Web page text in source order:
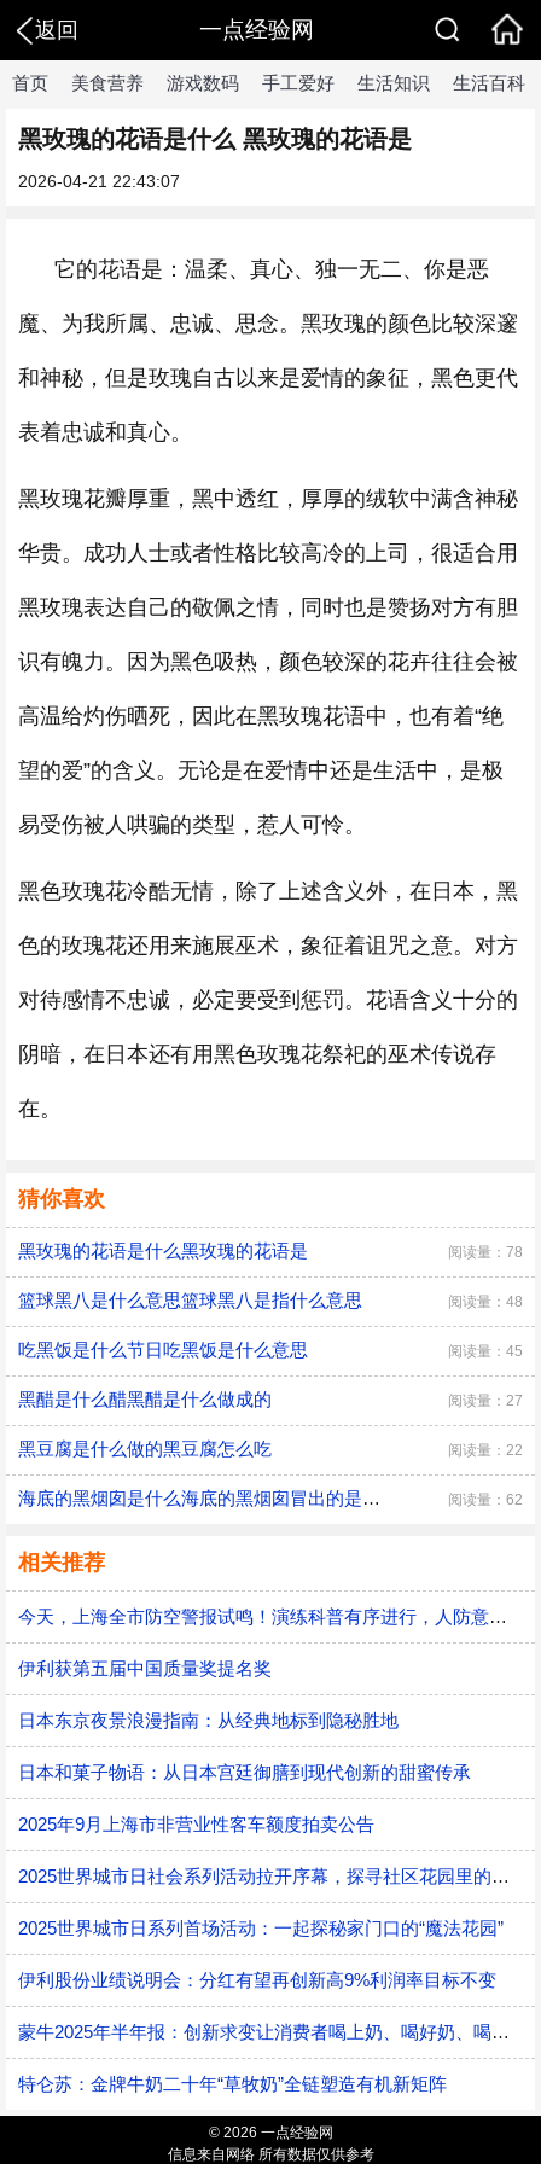
返回 一点经验网
首页 美食营养 游戏数码 手工爱好 生活知识 生活百科
黑玫瑰的花语是什么 黑玫瑰的花语是
2026-04-21 22:43:07
它的花语是：温柔、真心、独一无二、你是恶
魔、为我所属、忠诚、思念。黑玫瑰的颜色比较深邃
和神秘，但是玫瑰自古以来是爱情的象征，黑色更代
表着忠诚和真心。
黑玫瑰花瓣厚重，黑中透红，厚厚的绒软中满含神秘
华贵。成功人士或者性格比较高冷的上司，很适合用
黑玫瑰表达自己的敬佩之情，同时也是赞扬对方有胆
识有魄力。因为黑色吸热，颜色较深的花卉往往会被
高温给灼伤晒死，因此在黑玫瑰花语中，也有着“绝
望的爱”的含义。无论是在爱情中还是生活中，是极
易受伤被人哄骗的类型，惹人可怜。
黑色玫瑰花冷酷无情，除了上述含义外，在日本，黑
色的玫瑰花还用来施展巫术，象征着诅咒之意。对方
对待感情不忠诚，必定要受到惩罚。花语含义十分的
阴暗，在日本还有用黑色玫瑰花祭祀的巫术传说存
在。
猜你喜欢
黑玫瑰的花语是什么黑玫瑰的花语是 阅读量：78
篮球黑八是什么意思篮球黑八是指什么意思 阅读量：48
吃黑饭是什么节日吃黑饭是什么意思 阅读量：45
黑醋是什么醋黑醋是什么做成的 阅读量：27
黑豆腐是什么做的黑豆腐怎么吃 阅读量：22
海底的黑烟囱是什么海底的黑烟囱冒出的是什么 阅读量：62
相关推荐
今天，上海全市防空警报试鸣！演练科普有序进行，人防意识“声入人心”
伊利获第五届中国质量奖提名奖
日本东京夜景浪漫指南：从经典地标到隐秘胜地
日本和菓子物语：从日本宫廷御膳到现代创新的甜蜜传承
2025年9月上海市非营业性客车额度拍卖公告
2025世界城市日社会系列活动拉开序幕，探寻社区花园里的智慧应用
2025世界城市日系列首场活动：一起探秘家门口的“魔法花园”
伊利股份业绩说明会：分红有望再创新高9%利润率目标不变
蒙牛2025年半年报：创新求变让消费者喝上奶、喝好奶、喝对奶
特仑苏：金牌牛奶二十年“草牧奶”全链塑造有机新矩阵
© 2026 一点经验网
信息来自网络 所有数据仅供参考